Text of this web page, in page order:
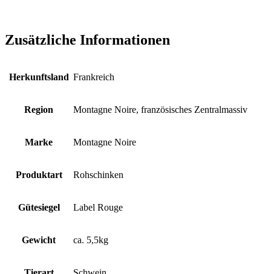
Zusätzliche Informationen
Herkunftsland Frankreich
Region Montagne Noire, französisches Zentralmassiv
Marke Montagne Noire
Produktart Rohschinken
Gütesiegel Label Rouge
Gewicht ca. 5,5kg